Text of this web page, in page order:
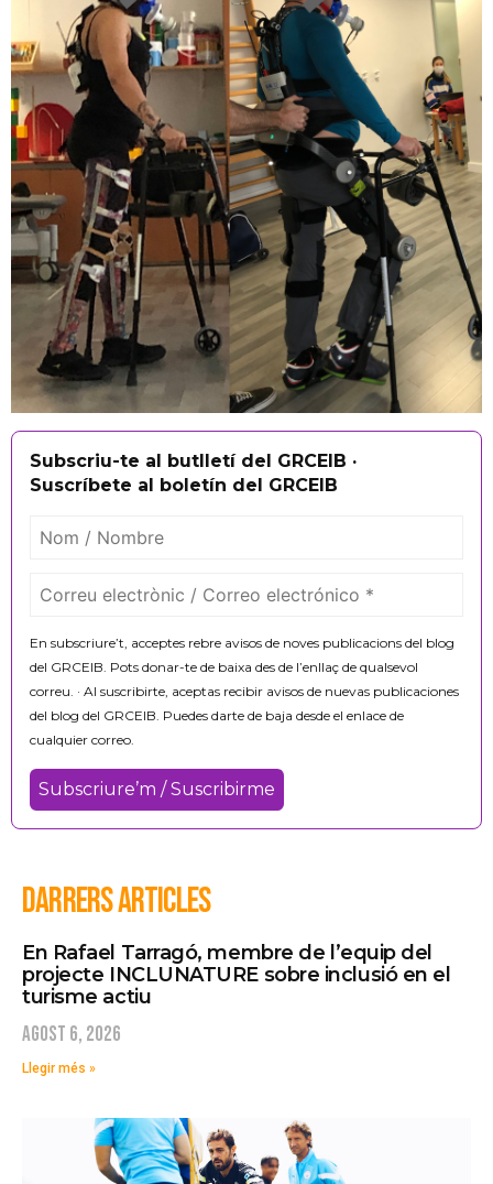
Subscriu-te al butlletí del GRCEIB ·
Suscríbete al boletín del GRCEIB
En subscriure’t, acceptes rebre avisos de noves publicacions del blog
del GRCEIB. Pots donar-te de baixa des de l’enllaç de qualsevol
correu. · Al suscribirte, aceptas recibir avisos de nuevas publicaciones
del blog del GRCEIB. Puedes darte de baja desde el enlace de
cualquier correo.
DARRERS ARTICLES
En Rafael Tarragó, membre de l’equip del
projecte INCLUNATURE sobre inclusió en el
turisme actiu
agost 6, 2026
Llegir més »